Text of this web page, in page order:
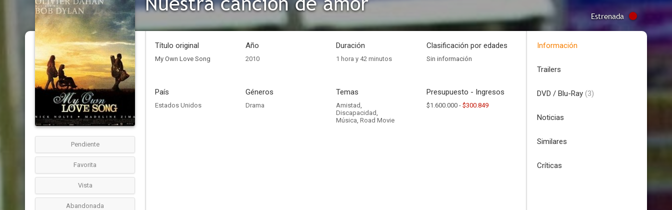
Estrenada
Pendiente
Favorita
Vista
Abandonada
Título original
My Own Love Song
Año
2010
Duración
1 hora y 42 minutos
Clasificación por edades
Sin información
País
Estados Unidos
Géneros
Drama
Temas
Amistad,
Discapacidad,
Música, Road Movie
Presupuesto - Ingresos
$1.600.000 - $300.849
Información
Trailers
DVD / Blu-Ray (3)
Noticias
Similares
Críticas